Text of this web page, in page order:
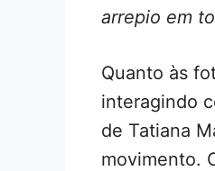
arrepio em
Quanto às
interagindo
de Tatiana
movimento.